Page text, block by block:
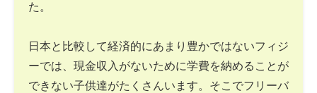
た。
日本と比較して経済的にあまり豊かではないフィジ
ーでは、現金収入がないために学費を納めることが
できない子供達がたくさんいます。そこでフリーバ